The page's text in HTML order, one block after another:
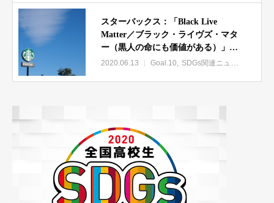
スターバックス：「Black Live
Matter／ブラック・ライヴズ・マタ
ー（黒人の命にも価値がある）」関
連アイテムを身に付けることを禁止
2020.06.13 Goal.10 SDGs関連ニュース